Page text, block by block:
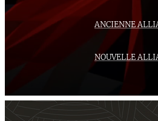
ANCIENNE
NOUVELLE